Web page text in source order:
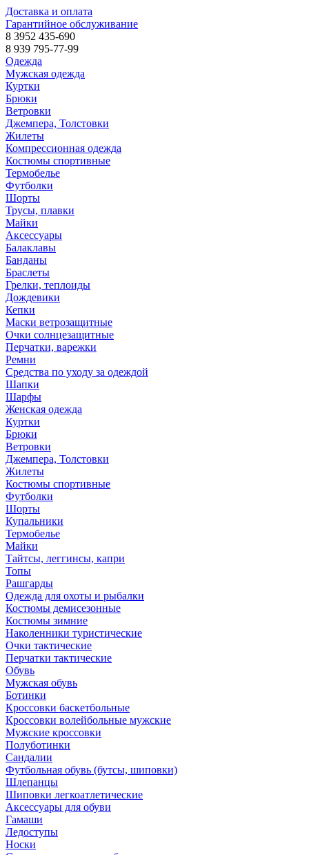
Доставка и оплата
Гарантийное обслуживание
8 3952 435-690
8 939 795-77-99
Одежда
Мужская одежда
Куртки
Брюки
Ветровки
Джемпера, Толстовки
Жилеты
Компрессионная одежда
Костюмы спортивные
Термобелье
Футболки
Шорты
Трусы, плавки
Майки
Аксессуары
Балаклавы
Банданы
Браслеты
Грелки, теплоиды
Дождевики
Кепки
Маски ветрозащитные
Очки солнцезащитные
Перчатки, варежки
Ремни
Средства по уходу за одеждой
Шапки
Шарфы
Женская одежда
Куртки
Брюки
Ветровки
Джемпера, Толстовки
Жилеты
Костюмы спортивные
Футболки
Шорты
Купальники
Термобелье
Майки
Тайтсы, леггинсы, капри
Топы
Рашгарды
Одежда для охоты и рыбалки
Костюмы демисезонные
Костюмы зимние
Наколенники туристические
Очки тактические
Перчатки тактические
Обувь
Мужская обувь
Ботинки
Кроссовки баскетбольные
Кроссовки волейбольные мужские
Мужские кроссовки
Полуботинки
Сандалии
Футбольная обувь (бутсы, шиповки)
Шлепанцы
Шиповки легкоатлетические
Аксессуары для обуви
Гамаши
Ледоступы
Носки